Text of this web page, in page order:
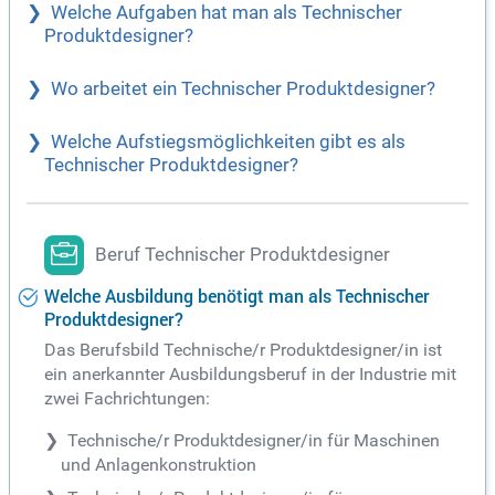
Welche Aufgaben hat man als Technischer
Produktdesigner?
Wo arbeitet ein Technischer Produktdesigner?
Welche Aufstiegsmöglichkeiten gibt es als
Technischer Produktdesigner?
Beruf Technischer Produktdesigner
Welche Ausbildung benötigt man als Technischer
Produktdesigner?
Das Berufsbild Technische/r Produktdesigner/in ist
ein anerkannter Ausbildungsberuf in der Industrie mit
zwei Fachrichtungen:
Technische/r Produktdesigner/in für Maschinen
und Anlagenkonstruktion